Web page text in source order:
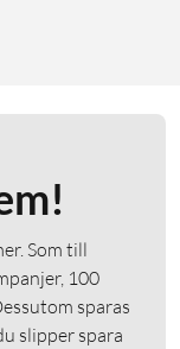
Som till
100
sparas
slipper spara